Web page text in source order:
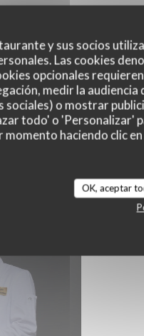
y sus socios
Las cookies
opcionales
medir la
sociales) o mostrar
todo' o 'Personalizar'
momento haciendo clic
OK, aceptar